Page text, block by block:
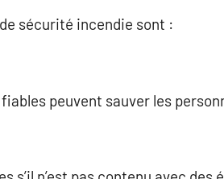
sécurité incendie sont :
peuvent sauver les